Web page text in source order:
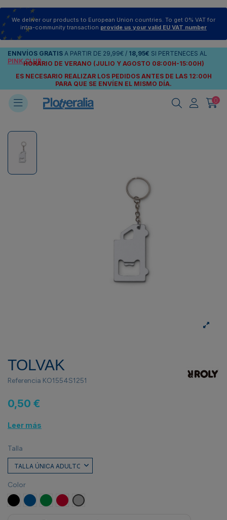
We deliver our products to European Union countries. To get 0% VAT for
intra-community transaction provide us your valid EU VAT number
ENNVÍOS GRATIS A PARTIR DE 29,99€ / 18,95€ SI PERTENECES AL
PINK CLUB
HORARIO DE VERANO (JULIO Y AGOSTO 08:00H-15:00H)
ES NECESARIO REALIZAR LOS PEDIDOS ANTES DE LAS 12:00H
PARA QUE SE ENVÍEN EL MISMO DÍA.
0
TOLVAK
Referencia KO1554S1251
0,50 €
Leer más
Talla
Color
NEGRO ROYAL VERDE HELECHO
ROJO PLATA